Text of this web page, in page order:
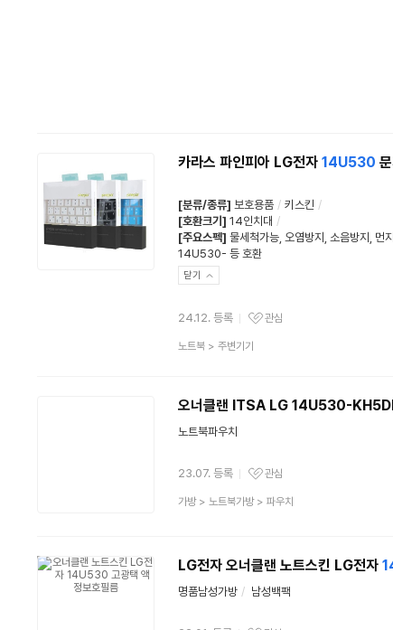
카라스 파인피아 LG전자 14U530
[분류/종류] 보호용품 / 키스킨 /
[호환크기] 14인치대 /
[주요스펙] 물세척가능, 오염방지, 소음방지, 먼
14U530- 등 호환
닫기
24.12. 등록
관심상품
관심
상
노트북> 주변기기
오너클랜 ITSA LG 14U530-
노트북파우치
23.07. 등록
관심상품
관심
상
가방> 노트북가방> 파우치
LG전자 오너클랜 노트스킨 LG전자
명품남성가방 / 남성백팩